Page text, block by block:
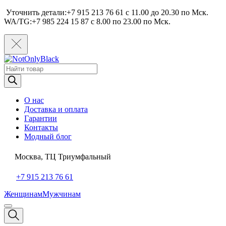
Уточнить детали:+7 915 213 76 61 c 11.00 до 20.30 по Мcк.
WA/TG:+7 985 224 15 87 c 8.00 по 23.00 по Мcк.
Поиск
товаров
О нас
Доставка и оплата
Гарантии
Контакты
Модный блог
Москва, ТЦ Триумфальный
+7 915 213 76 61
ЖенщинамМужчинам